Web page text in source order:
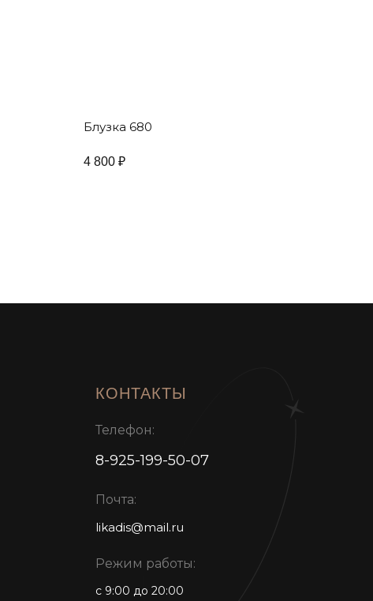
Блузка 680
4 800 ₽
КОНТАКТЫ
Телефон:
8-925-199-50-07
Почта:
likadis@mail.ru
Режим работы:
с 9:00 до 20:00